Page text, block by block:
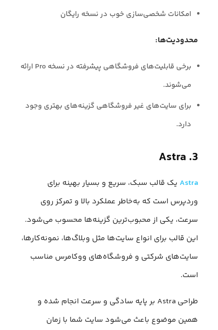
امکانات شخصی‌سازی خوب در نسخه رایگان
محدودیت‌ها:
برخی قابلیت‌های فروشگاهی پیشرفته در نسخه Pro ارائه
می‌شوند.
برای سایت‌های غیر فروشگاهی گزینه‌های بهتری وجود
دارد.
3. Astra
Astra یک قالب سبک، سریع و بسیار بهینه برای
وردپرس است که به‌خاطر عملکرد بالا و تمرکز روی
سرعت، یکی از محبوب‌ترین گزینه‌ها محسوب می‌شود.
این قالب برای انواع سایت‌ها مثل وبلاگ‌ها، نمونه‌کارها،
سایت‌های شرکتی و فروشگاه‌های ووکامرس مناسب
است.
طراحی Astra بر پایه سادگی و سرعت انجام شده و
همین موضوع باعث می‌شود سایت شما با زمان